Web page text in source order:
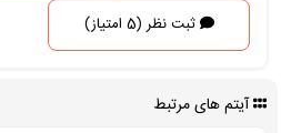
ثبت نظر (5 امتیاز)
آیتم های مرتبط